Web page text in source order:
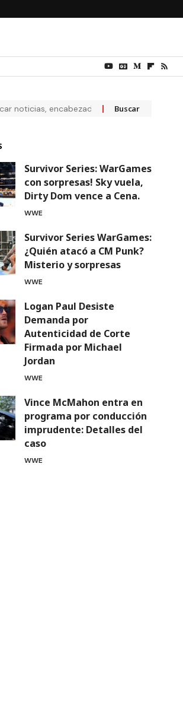
Survivor Series: WarGames
con sorpresas! Sky vuela,
Dirty Dom vence a Cena.
WWE
Survivor Series WarGames:
¿Quién atacó a CM Punk?
Misterio y sorpresas
WWE
Logan Paul Desiste
Demanda por
Autenticidad de Corte
Firmada por Michael
Jordan
WWE
Vince McMahon entra en
programa por conducción
imprudente: Detalles del
caso
WWE